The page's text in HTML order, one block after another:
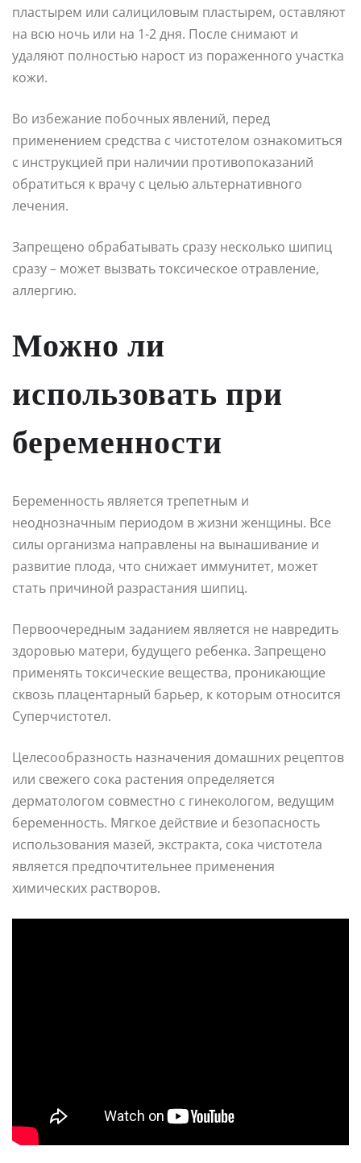
пластырем или салициловым пластырем, оставляют
на всю ночь или на 1-2 дня. После снимают и
удаляют полностью нарост из пораженного участка
кожи.
Во избежание побочных явлений, перед
применением средства с чистотелом ознакомиться
с инструкцией при наличии противопоказаний
обратиться к врачу с целью альтернативного
лечения.
Запрещено обрабатывать сразу несколько шипиц
сразу – может вызвать токсическое отравление,
аллергию.
Можно ли
использовать при
беременности
Беременность является трепетным и
неоднозначным периодом в жизни женщины. Все
силы организма направлены на вынашивание и
развитие плода, что снижает иммунитет, может
стать причиной разрастания шипиц.
Первоочередным заданием является не навредить
здоровью матери, будущего ребенка. Запрещено
применять токсические вещества, проникающие
сквозь плацентарный барьер, к которым относится
Суперчистотел.
Целесообразность назначения домашних рецептов
или свежего сока растения определяется
дерматологом совместно с гинекологом, ведущим
беременность. Мягкое действие и безопасность
использования мазей, экстракта, сока чистотела
является предпочтительнее применения
химических растворов.